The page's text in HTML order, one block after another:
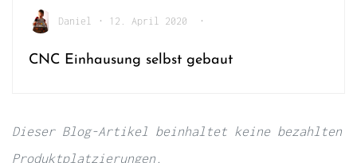
Daniel • 12. April 2020 •
CNC Einhausung selbst gebaut
Dieser Blog-Artikel beinhaltet keine bezahlten
Produktplatzierungen.